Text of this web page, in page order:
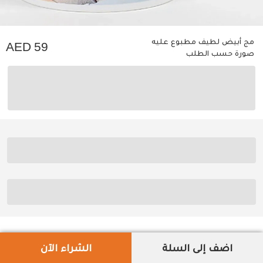
مج أبيض لطيف مطبوع عليه
صورة حسب الطلب
59
اضف إلى السلة الشراء الآن